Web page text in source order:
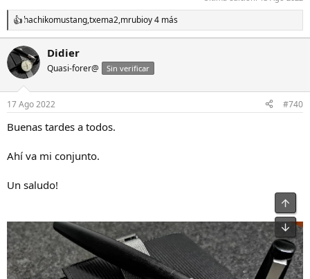
R
e
a
c
c
o
n
e
s
hachikomustang,txema2,mrubioy 4 más
Didier
Quasi-forer@ Sin verificar
17 Ago 2022 #740
Buenas tardes a todos.
Ahí va mi conjunto.
Un saludo!